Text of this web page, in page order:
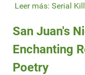
Leer más: Serial
San Juan's
Enchanting
Poetry